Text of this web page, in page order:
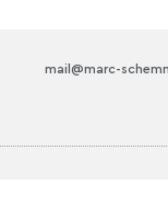
mail@marc-